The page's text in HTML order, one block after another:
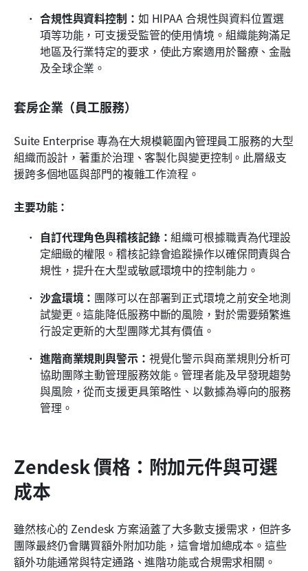
合規性與資料控制： 如 HIPAA 合規性與資料位置選
項等功能，可支援受監管的使用情境。組織能夠滿足
地區及行業特定的要求，使此方案適用於醫療、金融
及全球企業。
套房企業（員工服務）
Suite Enterprise 專為在大規模範圍內管理員工服務的大型
組織而設計，著重於治理、客製化與變更控制。此層級支
援跨多個地區與部門的複雜工作流程。
主要功能：
自訂代理角色與稽核記錄：組織可根據職責為代理設
定細緻的權限。稽核記錄會追蹤操作以確保問責與合
規性，提升在大型或敏感環境中的控制能力。
沙盒環境： 團隊可以在部署到正式環境之前安全地測
試變更。這能降低服務中斷的風險，對於需要頻繁進
行設定更新的大型團隊尤其有價值。
進階商業規則與警示： 視覺化警示與商業規則分析可
協助團隊主動管理服務效能。管理者能及早發現趨勢
與風險，從而支援更具策略性、以數據為導向的服務
管理。
Zendesk 價格：附加元件與可選
成本
雖然核心的 Zendesk 方案涵蓋了大多數支援需求，但許多
團隊最終仍會購買額外附加功能，這會增加總成本。這些
額外功能通常與特定通路、進階功能或合規需求相關。